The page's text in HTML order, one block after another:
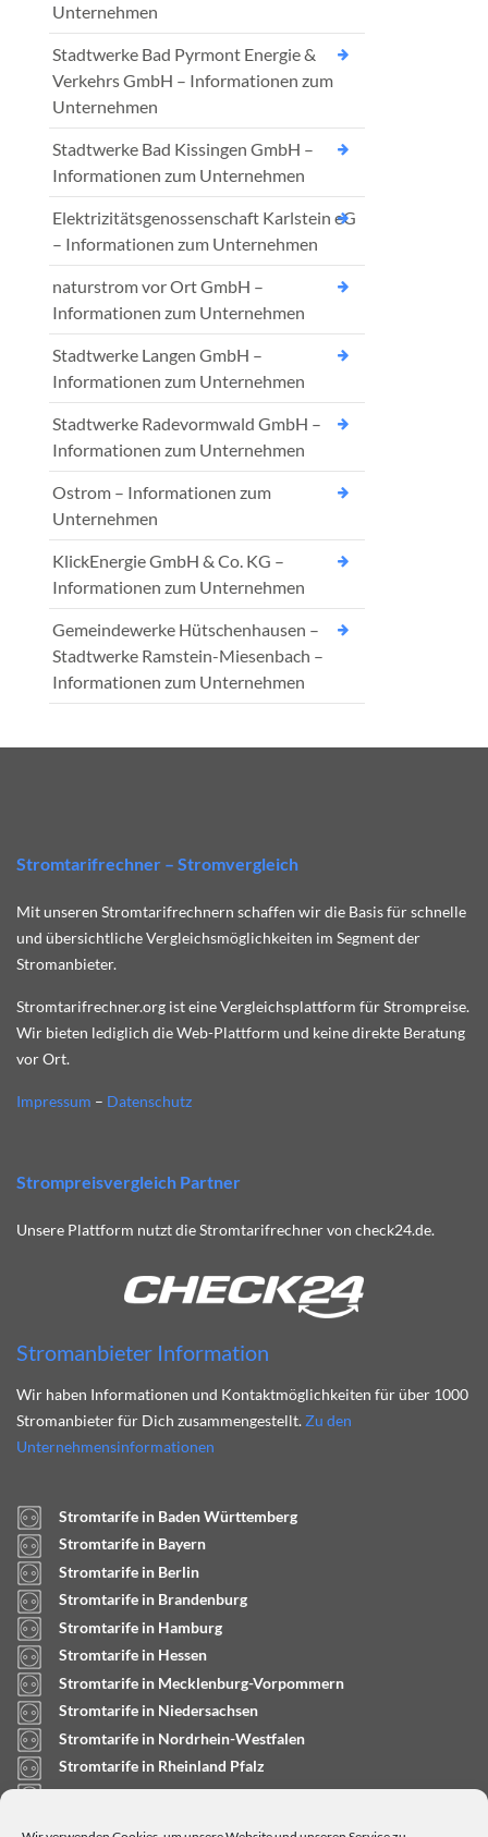
Unternehmen
Stadtwerke Bad Pyrmont Energie &
Verkehrs GmbH – Informationen zum
Unternehmen
Stadtwerke Bad Kissingen GmbH –
Informationen zum Unternehmen
Elektrizitätsgenossenschaft Karlstein eG
– Informationen zum Unternehmen
naturstrom vor Ort GmbH –
Informationen zum Unternehmen
Stadtwerke Langen GmbH –
Informationen zum Unternehmen
Stadtwerke Radevormwald GmbH –
Informationen zum Unternehmen
Ostrom – Informationen zum
Unternehmen
KlickEnergie GmbH & Co. KG –
Informationen zum Unternehmen
Gemeindewerke Hütschenhausen –
Stadtwerke Ramstein-Miesenbach –
Informationen zum Unternehmen
Stromtarifrechner – Stromvergleich
Mit unseren Stromtarifrechnern schaffen wir die Basis für schnelle
und übersichtliche Vergleichsmöglichkeiten im Segment der
Stromanbieter.
Stromtarifrechner.org ist eine Vergleichsplattform für Strompreise.
Wir bieten lediglich die Web-Plattform und keine direkte Beratung
vor Ort.
Impressum – Datenschutz
Strompreisvergleich Partner
Unsere Plattform nutzt die Stromtarifrechner von check24.de.
Stromanbieter Information
Wir haben Informationen und Kontaktmöglichkeiten für über 1000
Stromanbieter für Dich zusammengestellt. Zu den
Unternehmensinformationen
Stromtarife in Baden Württemberg
Stromtarife in Bayern
Stromtarife in Berlin
Stromtarife in Brandenburg
Stromtarife in Hamburg
Stromtarife in Hessen
Stromtarife in Mecklenburg-Vorpommern
Stromtarife in Niedersachsen
Stromtarife in Nordrhein-Westfalen
Stromtarife in Rheinland Pfalz
Stromtarife in Saarland